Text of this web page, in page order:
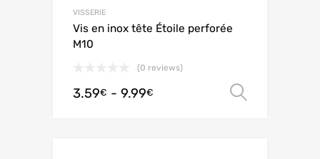
VISSERIE
Vis en inox tête Étoile perforée
M10
(0 reviews)
3.59€ - 9.99€